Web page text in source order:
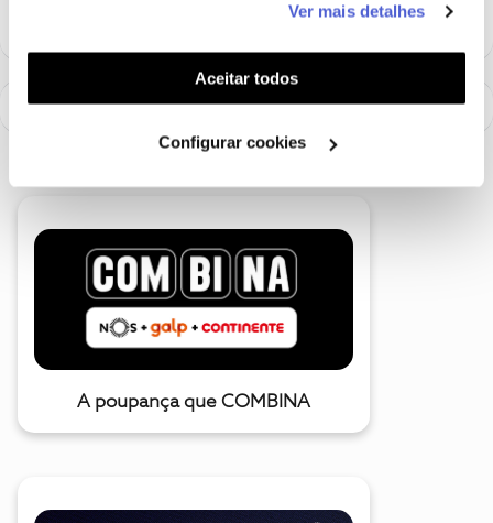
funcionalidades (cookies de personalização e
funcionalidade) e adaptar anúncios aos seus interesses
(cookies de publicidade personalizada). Pode gerir a
utilização dos cookies clicando em "Configurar
Ver mais detalhes
Aceitar todos
Configurar cookies
A poupança que COMBINA